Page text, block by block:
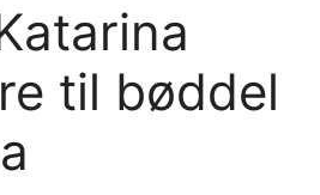
til bøddel